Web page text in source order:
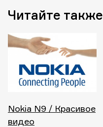
Читайте также
Nokia N9 / Красивое
видео